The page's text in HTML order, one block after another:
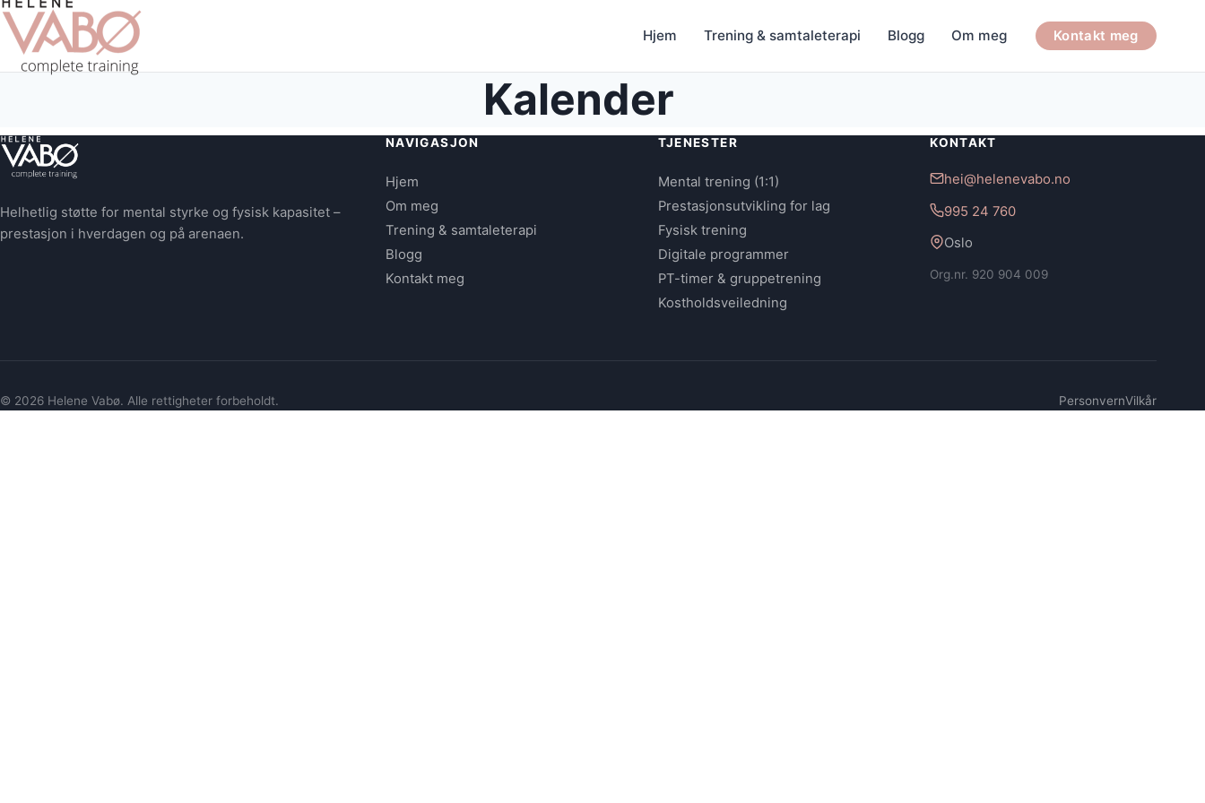
Hjem Trening & samtaleterapi Blogg Om meg Kontakt meg
Kalender
Helhetlig støtte for mental styrke og fysisk kapasitet –
prestasjon i hverdagen og på arenaen.
NAVIGASJON
Hjem
Om meg
Trening & samtaleterapi
Blogg
Kontakt meg
TJENESTER
Mental trening (1:1)
Prestasjonsutvikling for lag
Fysisk trening
Digitale programmer
PT-timer & gruppetrening
Kostholdsveiledning
KONTAKT
hei@helenevabo.no
995 24 760
Oslo
Org.nr. 920 904 009
© 2026 Helene Vabø. Alle rettigheter forbeholdt. PersonvernVilkår